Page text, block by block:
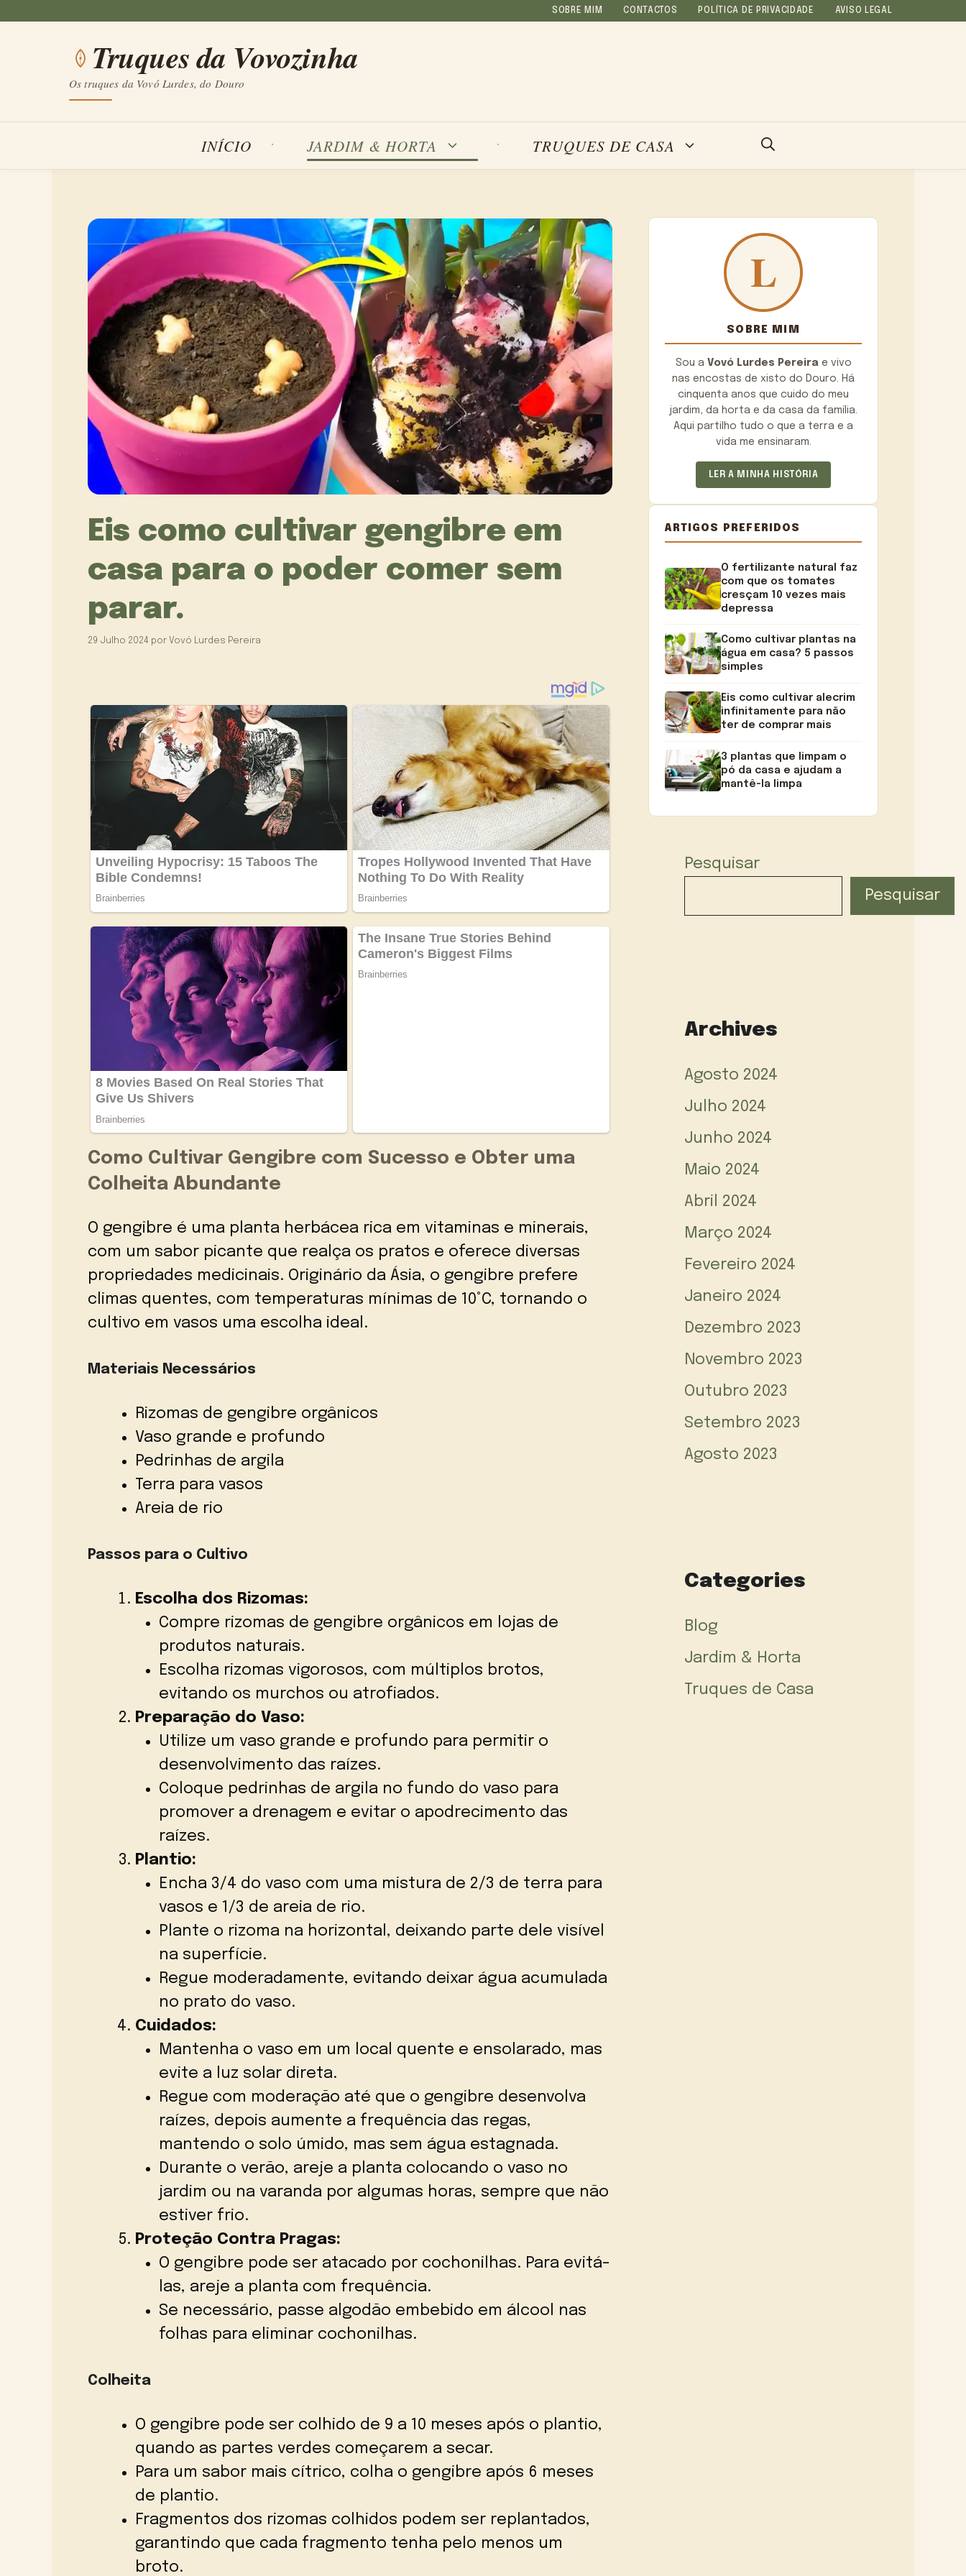
conteúdo
SOBRE MIM CONTACTOS POLÍTICA DE PRIVACIDADE AVISO LEGAL
Truques da Vovozinha
Os truques da Vovó Lurdes, do Douro
INÍCIO JARDIM & HORTA TRUQUES DE CASA
Eis como cultivar gengibre em
casa para o poder comer sem
parar.
29 Julho 2024 por Vovó Lurdes Pereira
Como Cultivar Gengibre com Sucesso e Obter uma
Colheita Abundante
O gengibre é uma planta herbácea rica em vitaminas e minerais,
com um sabor picante que realça os pratos e oferece diversas
propriedades medicinais. Originário da Ásia, o gengibre prefere
climas quentes, com temperaturas mínimas de 10°C, tornando o
cultivo em vasos uma escolha ideal.
Materiais Necessários
Rizomas de gengibre orgânicos
Vaso grande e profundo
Pedrinhas de argila
Terra para vasos
Areia de rio
Passos para o Cultivo
Escolha dos Rizomas:
Compre rizomas de gengibre orgânicos em lojas de
produtos naturais.
Escolha rizomas vigorosos, com múltiplos brotos,
evitando os murchos ou atrofiados.
Preparação do Vaso:
Utilize um vaso grande e profundo para permitir o
desenvolvimento das raízes.
Coloque pedrinhas de argila no fundo do vaso para
promover a drenagem e evitar o apodrecimento das
raízes.
Plantio:
Encha 3/4 do vaso com uma mistura de 2/3 de terra para
vasos e 1/3 de areia de rio.
Plante o rizoma na horizontal, deixando parte dele visível
na superfície.
Regue moderadamente, evitando deixar água acumulada
no prato do vaso.
Cuidados:
Mantenha o vaso em um local quente e ensolarado, mas
evite a luz solar direta.
Regue com moderação até que o gengibre desenvolva
raízes, depois aumente a frequência das regas,
mantendo o solo úmido, mas sem água estagnada.
Durante o verão, areje a planta colocando o vaso no
jardim ou na varanda por algumas horas, sempre que não
estiver frio.
Proteção Contra Pragas:
O gengibre pode ser atacado por cochonilhas. Para evitá-
las, areje a planta com frequência.
Se necessário, passe algodão embebido em álcool nas
folhas para eliminar cochonilhas.
Colheita
O gengibre pode ser colhido de 9 a 10 meses após o plantio,
quando as partes verdes começarem a secar.
Para um sabor mais cítrico, colha o gengibre após 6 meses
de plantio.
Fragmentos dos rizomas colhidos podem ser replantados,
garantindo que cada fragmento tenha pelo menos um
broto.
SOBRE MIM
Sou a Vovó Lurdes Pereirae vivo
nas encostas de xisto do Douro. Há
cinquenta anos que cuido do meu
jardim, da horta e da casa da família.
Aqui partilho tudo o que a terra e a
vida me ensinaram.
LER A MINHA HISTÓRIA
ARTIGOS PREFERIDOS
O fertilizante natural faz
com que os tomates
cresçam 10 vezes mais
depressa
Como cultivar plantas na
água em casa? 5 passos
simples
Eis como cultivar alecrim
infinitamente para não
ter de comprar mais
3 plantas que limpam o
pó da casa e ajudam a
mantê-la limpa
Pesquisar
Pesquisar
Archives
Agosto 2024
Julho 2024
Junho 2024
Maio 2024
Abril 2024
Março 2024
Fevereiro 2024
Janeiro 2024
Dezembro 2023
Novembro 2023
Outubro 2023
Setembro 2023
Agosto 2023
Categories
Blog
Jardim & Horta
Truques de Casa